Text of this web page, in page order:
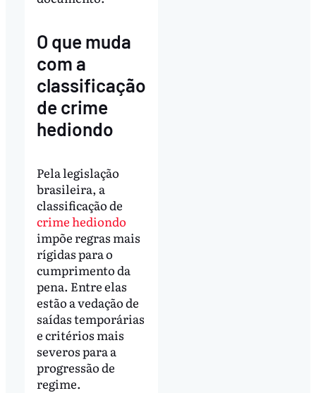
O que muda
com a
classificação
de crime
hediondo
Pela legislação
brasileira, a
classificação de
crime hediondo
impõe regras mais
rígidas para o
cumprimento da
pena. Entre elas
estão a vedação de
saídas temporárias
e critérios mais
severos para a
progressão de
regime.